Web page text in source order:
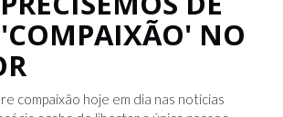
NO
compaixão hoje em dia nas notícias